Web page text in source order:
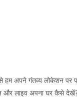
हम अपने गंतव्य लोकेशन
और लाइव अपना घर कैसे